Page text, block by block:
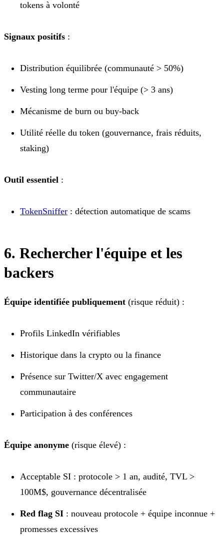
tokens à volonté
Signaux positifs :
Distribution équilibrée (communauté > 50%)
Vesting long terme pour l'équipe (> 3 ans)
Mécanisme de burn ou buy-back
Utilité réelle du token (gouvernance, frais réduits,
staking)
Outil essentiel :
TokenSniffer : détection automatique de scams
6. Rechercher l'équipe et les
backers
Équipe identifiée publiquement (risque réduit) :
Profils LinkedIn vérifiables
Historique dans la crypto ou la finance
Présence sur Twitter/X avec engagement
communautaire
Participation à des conférences
Équipe anonyme (risque élevé) :
Acceptable SI : protocole > 1 an, audité, TVL >
100M$, gouvernance décentralisée
Red flag SI : nouveau protocole + équipe inconnue +
promesses excessives